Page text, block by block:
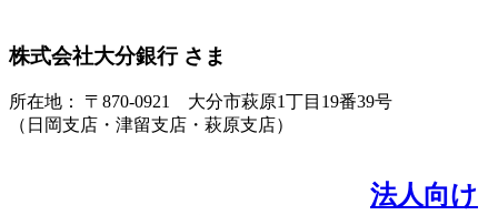
株式会社大分銀行 さま
所在地： 〒870-0921 大分市萩原1丁目19番39号
（日岡支店・津留支店・萩原支店）
法人向け